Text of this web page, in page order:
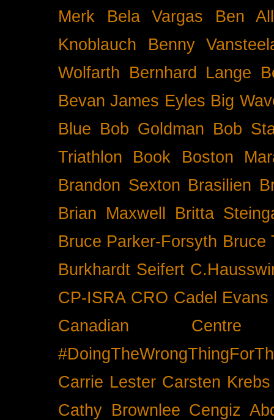
Merk
Bela Vargas
Ben
Knoblauch
Benny
Wolfarth Bernhard Lange
Bevan James Eyles Big
Blue Bob Goldman Bob
Triathlon
Book
Boston
Brandon Sexton Brasilien
Brian Maxwell
Britta
Bruce Parker-Forsyth Bruce
Burkhardt Seifert
CP-ISRA CRO Cadel Evans
Canadian
Carrie Lester Carsten Krebs
Cathy Brownlee Cengiz